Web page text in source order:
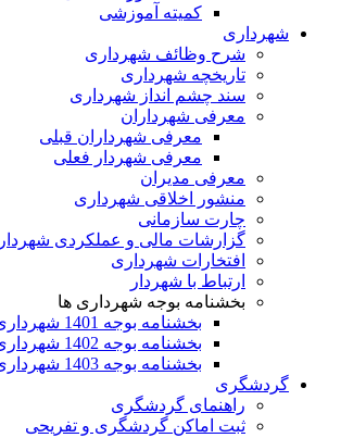
کمیته آموزشی
شهرداری
شرح وظائف شهرداری
تاریخچه شهرداری
سند چشم انداز شهرداری
معرفی شهرداران
معرفی شهرداران قبلی
معرفی شهردار فعلی
معرفی مدیران
منشور اخلاقی شهرداری
چارت سازمانی
گزارشات مالی و عملکردی
افتخارات شهرداری
ارتباط با شهردار
بخشنامه بوجه شهرداری ها
بخشنامه بوجه 1401 شهرداری ها
بخشنامه بوجه 1402 شهرداری ها
بخشنامه بوجه 1403 شهرداری ها
گردشگری
راهنمای گردشگری
ثبت اماکن گردشگری و تفریحی